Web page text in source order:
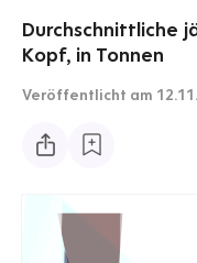
Durchschnittliche
Kopf, in Tonnen
Veröffentlicht am